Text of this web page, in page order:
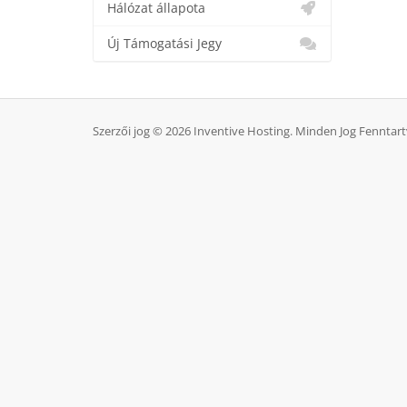
Hálózat állapota
Új Támogatási Jegy
Szerzői jog © 2026 Inventive Hosting. Minden Jog